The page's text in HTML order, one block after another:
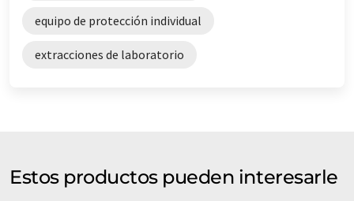
equipo de protección individual
extracciones de laboratorio
Estos productos pueden interesarle